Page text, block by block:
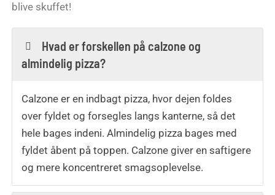
blive skuffet!
Hvad er forskellen på calzone og
almindelig pizza?
Calzone er en indbagt pizza, hvor dejen foldes
over fyldet og forsegles langs kanterne, så det
hele bages indeni. Almindelig pizza bages med
fyldet åbent på toppen. Calzone giver en saftigere
og mere koncentreret smagsoplevelse.